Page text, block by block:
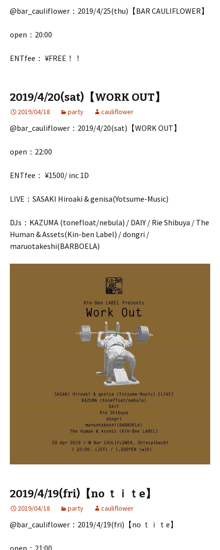
@bar_cauliflower：2019/4/25(thu)【BAR CAULIFLOWER】
open：20:00
ENTfee： ¥FREE！！
2019/4/20(sat)【WORK OUT】
2019/04/18 party cauliflower
@bar_cauliflower：2019/4/20(sat)【WORK OUT】
open：22:00
ENTfee： ¥1500/ inc 1D
LIVE：SASAKI Hiroaki & genisa(Yotsume-Music)
DJs：KAZUMA (tonefloat/nebula) / DAIY / Rie Shibuya / The
Human & Assets(Kin-ben Label) / dongri /
maruotakeshi(BARBOELA)
2019/4/19(fri)【no ｔｉｔe】
2019/04/18 party cauliflower
@bar_cauliflower：2019/4/19(fri)【no ｔｉｔe】
open：21:00